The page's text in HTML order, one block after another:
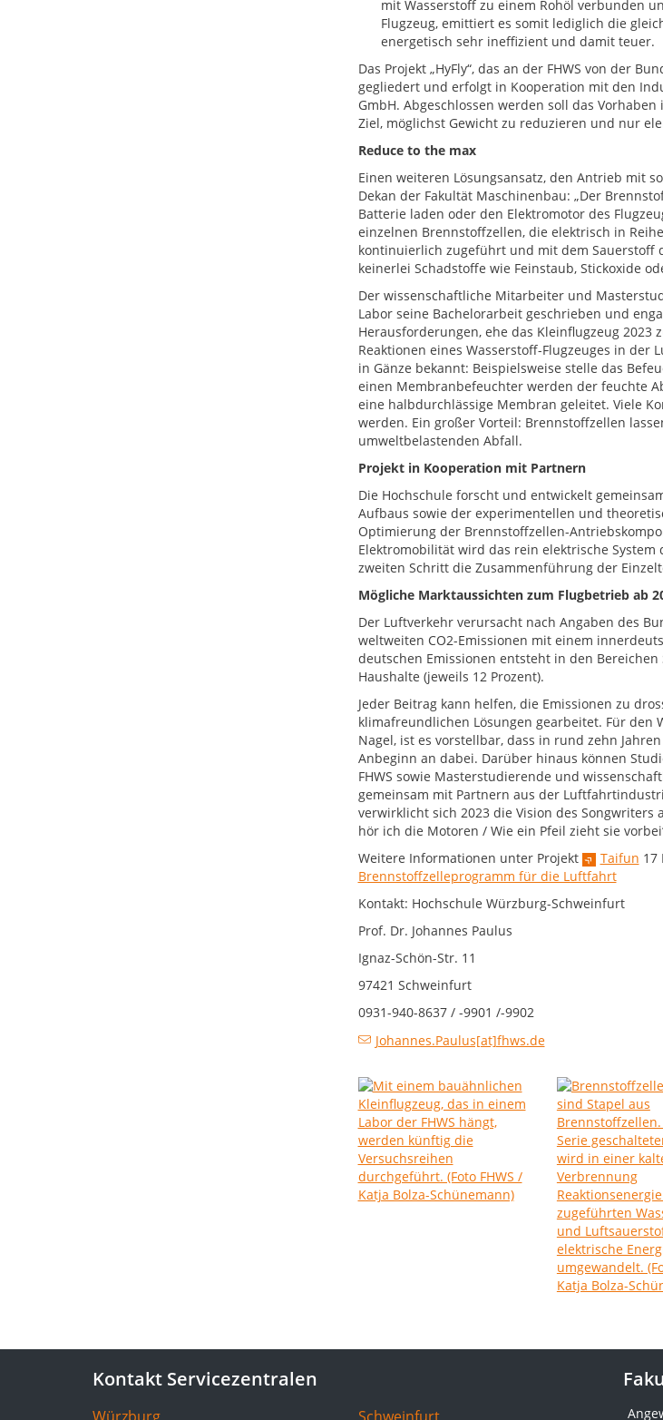
mit Wasserstoff zu einem Rohöl verbunden
Flugzeug, emittiert es somit lediglich die
energetisch sehr ineffizient und damit teuer.
Das Projekt „HyFly“, das an der FHWS von der
gegliedert und erfolgt in Kooperation mit den
GmbH. Abgeschlossen werden soll das
Ziel, möglichst Gewicht zu reduzieren und nur
Reduce to the max
Einen weiteren Lösungsansatz, den Antrieb mit
Dekan der Fakultät Maschinenbau: „Der
Batterie laden oder den Elektromotor des
einzelnen Brennstoffzellen, die elektrisch in
kontinuierlich zugeführt und mit dem Sauerstoff
keinerlei Schadstoffe wie Feinstaub, Stickoxide
Der wissenschaftliche Mitarbeiter und
Labor seine Bachelorarbeit geschrieben und
Herausforderungen, ehe das Kleinflugzeug 2023
Reaktionen eines Wasserstoff-Flugzeuges in
in Gänze bekannt: Beispielsweise stelle das
einen Membranbefeuchter werden der feuchte
eine halbdurchlässige Membran geleitet. Viele
werden. Ein großer Vorteil: Brennstoffzellen
umweltbelastenden Abfall.
Projekt in Kooperation mit Partnern
Die Hochschule forscht und entwickelt
Aufbaus sowie der experimentellen und
Optimierung der Brennstoffzellen-
Elektromobilität wird das rein elektrische
zweiten Schritt die Zusammenführung der
Mögliche Marktaussichten zum Flugbetrieb ab
Der Luftverkehr verursacht nach Angaben des
weltweiten CO2-Emissionen mit einem
deutschen Emissionen entsteht in den
Haushalte (jeweils 12 Prozent).
Jeder Beitrag kann helfen, die Emissionen zu
klimafreundlichen Lösungen gearbeitet. Für den
Nagel, ist es vorstellbar, dass in rund zehn
Anbeginn an dabei. Darüber hinaus können
FHWS sowie Masterstudierende und
gemeinsam mit Partnern aus der
verwirklicht sich 2023 die Vision des
hör ich die Motoren / Wie ein Pfeil zieht sie
Weitere Informationen unter Projekt
Taifun 17
Brennstoffzelleprogramm für die Luftfahrt
Kontakt: Hochschule Würzburg-Schweinfurt
Prof. Dr. Johannes Paulus
Ignaz-Schön-Str. 11
97421 Schweinfurt
0931-940-8637 / -9901 /-9902
Johannes.Paulus[at]fhws.de
Kontakt Servicezentralen